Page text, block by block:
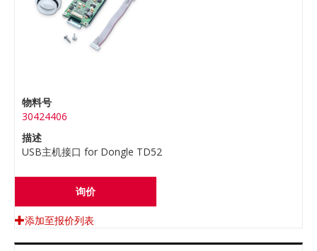
物料号
30424406
描述
USB主机接口 for Dongle TD52
询价
添加至报价列表